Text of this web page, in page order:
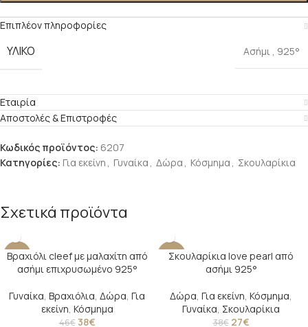
Επιπλέον πληροφορίες
ΥΛΙΚΟ Ασήμι , 925°
Εταιρία
Αποστολές & Επιστροφές
Κωδικός προϊόντος: 6207
Κατηγορίες: Για εκείνη , Γυναίκα , Δώρα , Κόσμημα , Σκουλαρίκια
Σχετικά προϊόντα
-17%
Βραχιόλι cleef με μαλαχίτη από
ασήμι επιχρυσωμένο 925°
Γυναίκα, Βραχιόλια, Δώρα, Για
εκείνη, Κόσμημα
46€ 38€
-29%
Σκουλαρίκια love pearl από
ασήμι 925°
Δώρα, Για εκείνη, Κόσμημα,
Γυναίκα, Σκουλαρίκια
38€ 27€